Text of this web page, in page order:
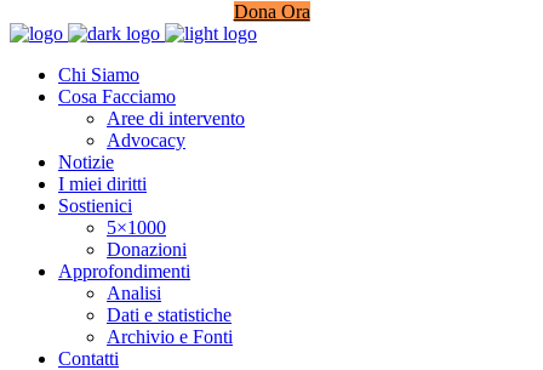
Dona Ora
Chi Siamo
Cosa Facciamo
Aree di intervento
Advocacy
Notizie
I miei diritti
Sostienici
5×1000
Donazioni
Approfondimenti
Analisi
Dati e statistiche
Archivio e Fonti
Contatti